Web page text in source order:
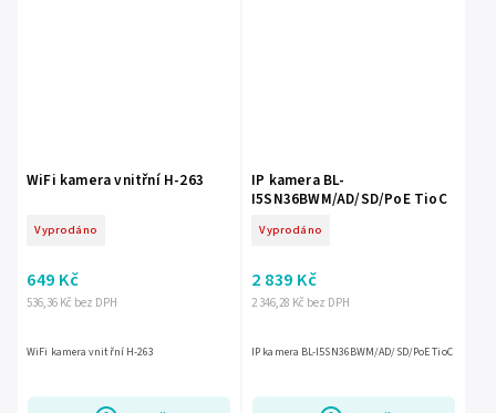
WiFi kamera vnitřní H-263
Vyprodáno
536,36 Kč bez DPH
649 Kč
WiFi kamera vnitřní H-263
IP kamera BL-
I5SN36BWM/AD/SD/PoE TioC
Vyprodáno
2 346,28 Kč bez DPH
2 839 Kč
IP kamera BL-I5SN36BWM/AD/SD/PoE TioC